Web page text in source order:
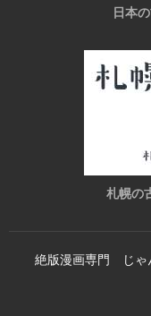
日本
札幌の
絶版漫画専門 じゃ